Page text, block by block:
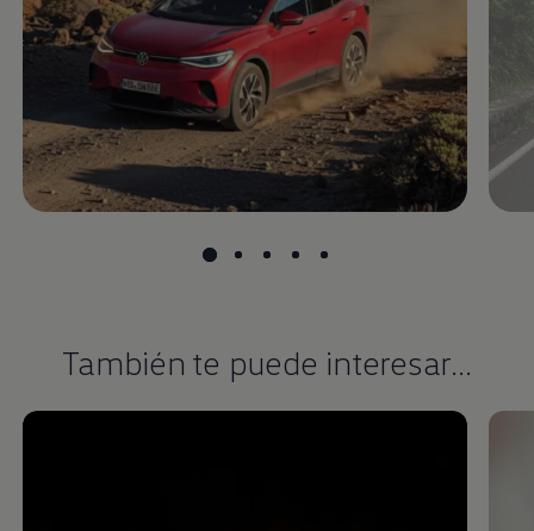
También te puede interesar...